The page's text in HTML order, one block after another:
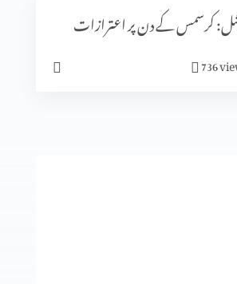
سنتِ ابراہیمی (حصہ 2)
کرسمس کے دن پر اعترازات
736